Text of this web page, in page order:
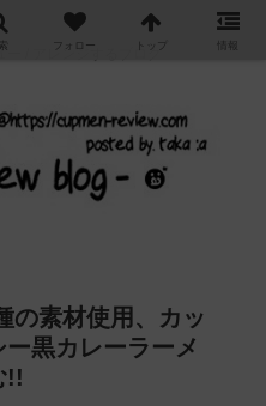
/ アレンジするブログ
の素材使用、カッ
黒カレーラーメ
!!
フォロー トップ 情報